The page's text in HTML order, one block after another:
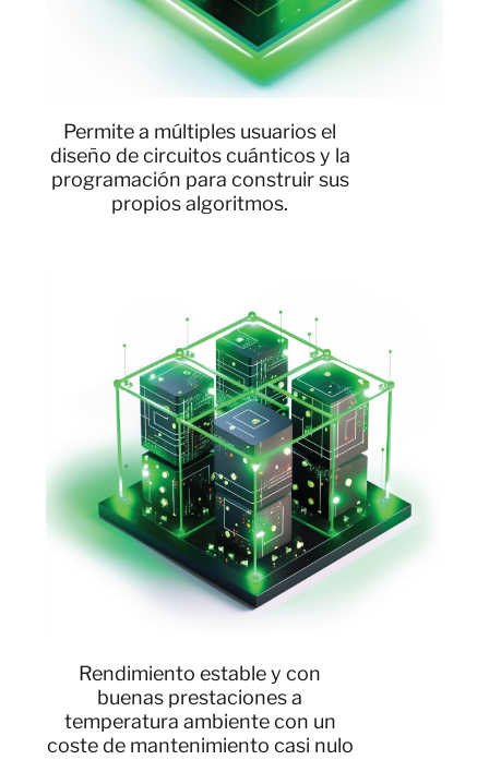
Permite a múltiples usuarios el
diseño de circuitos cuánticos y la
programación para construir sus
propios algoritmos.
Rendimiento estable y con
buenas prestaciones a
temperatura ambiente con un
coste de mantenimiento casi nulo